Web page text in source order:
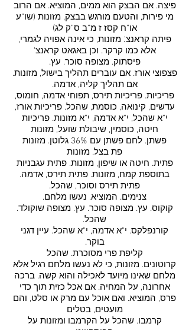
פיצה. אם הבצק הוא ממים, המוציא. אם הרוב
מי פירות, והטעם מורגש בבצק, מזונות (שו"ע
או"ח קסז ז מ"ב ס"ק לג)
פיתה קראנצ'. מזונות, כי אינה אפויה לגמרי,
אלא כמו קרקר. וכן באגאט קראנצ'
פיסתוק. מצופה סוכר. עץ.
פצפוצי אורז. אם עוברים תהליך בישול, מזונות.
אם תהליך קליה, אדמה.
פריכיות. פריכיות תירס, תפוחי אדמה, חומוס,
עדשים, קינואה, כוסמת, שהכל. פריכיות אורז,
י"א שהכל, י"א אדמה, י"א מזונות. פריכיות
חיטה, כוסמין, שיבולת שועל, מזונות
פשתן. לחם פשתן עם 36% גלוטן. מזונות
פת בצל. מזונות
פתית. חיטה או שיפון, מזונות. פתית עגבניות
בתוספת קמח, מזונות. פתית תירס, אדמה.
פתית תירס וסוכר, שהכל.
צנימים. המוציא. נעשו מלחם.
קוקוס. עץ. מצופה סוכר. עץ. מצופה שוקולד.
שהכל.
קורנפלקס. י"א אדמה, י"א שהכל. עיין דגני
בוקר.
קליפת פרי מסוכרת. שהכל
קרוטונים. מזונות, כי לא נעשו מלחם רגיל אלא
מלחם שאינו מיועד לאכילה והוא קשה. ברכה
אחרונה, על המחיה. אם אכל כזית תוך כדי
פרס, המוציא. ואם אוכל עם מרק או סלט, והם
מועטים, בטלים
קרמבו. שהכל על הקרמבו ומזונות על